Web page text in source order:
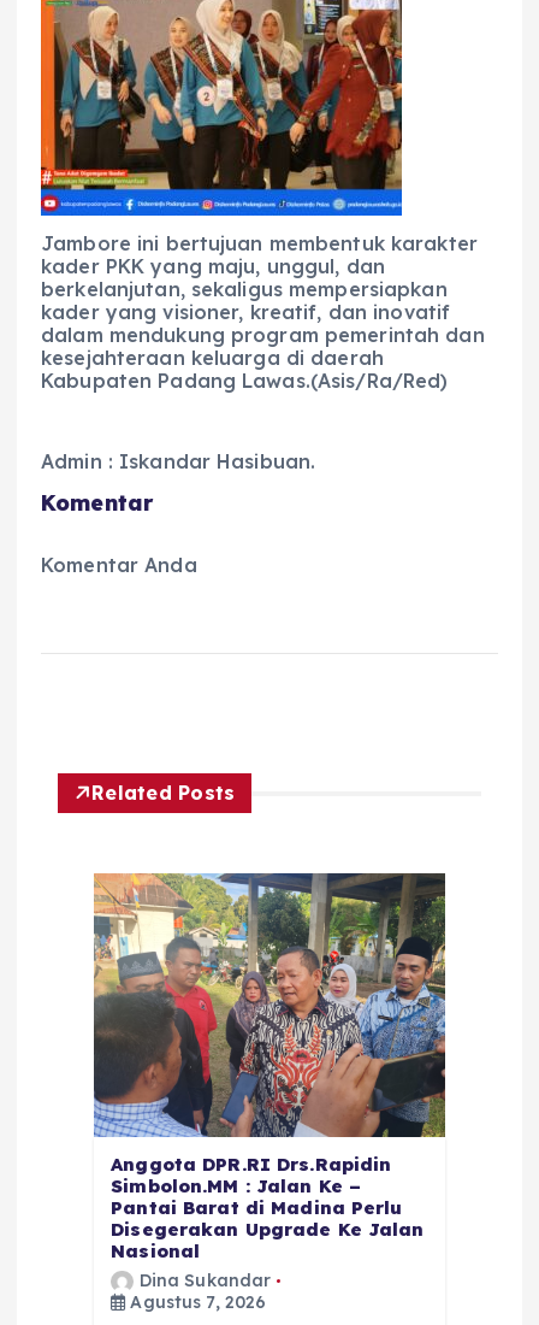
Jambore ini bertujuan membentuk karakter
kader PKK yang maju, unggul, dan
berkelanjutan, sekaligus mempersiapkan
kader yang visioner, kreatif, dan inovatif
dalam mendukung program pemerintah dan
kesejahteraan keluarga di daerah
Kabupaten Padang Lawas.(Asis/Ra/Red)
Admin : Iskandar Hasibuan.
Komentar
Komentar Anda
Related Posts
Anggota DPR.RI Drs.Rapidin
Simbolon.MM : Jalan Ke –
Pantai Barat di Madina Perlu
Disegerakan Upgrade Ke Jalan
Nasional
Dina Sukandar
Agustus 7, 2026